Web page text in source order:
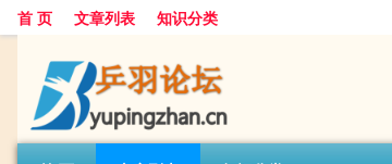
首 页 文章列表 知识分类